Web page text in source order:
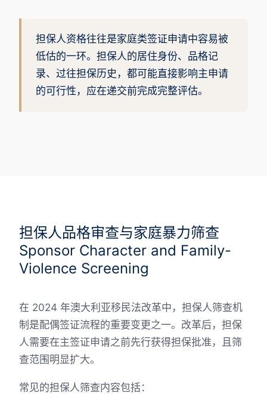
担保人资格往往是家庭类签证申请中容易被
低估的一环。担保人的居住身份、品格记
录、过往担保历史，都可能直接影响主申请
的可行性，应在递交前完成完整评估。
担保人品格审查与家庭暴力筛查
Sponsor Character and Family-
Violence Screening
在 2024 年澳大利亚移民法改革中，担保人筛查机
制是配偶签证流程的重要变更之一。改革后，担保
人需要在主签证申请之前先行获得担保批准，且筛
查范围明显扩大。
常见的担保人筛查内容包括：